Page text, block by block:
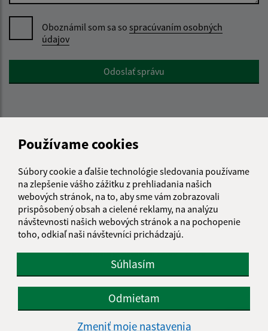
Používame cookies
Súbory cookie a ďalšie technológie sledovania používame
na zlepšenie vášho zážitku z prehliadania našich
webových stránok, na to, aby sme vám zobrazovali
prispôsobený obsah a cielené reklamy, na analýzu
návštevnosti našich webových stránok a na pochopenie
toho, odkiaľ naši návštevníci prichádzajú.
Súhlasím
Odmietam
Zmeniť moje nastavenia
Oboznámil som sa so spracúvaním osobných
údajov
Google reCaptcha ResponseOdoslať správu
Pondelok:
08:30 - 12:00 12:30 - 17:30
Utorok:
07:30 - 12:00 12:30 - 15:30
Streda:
07:30 - 12:00 12:30 - 15:30
Štvrtok:
nestránkový deň
Piatok:
07:30 - 12:00 12:30 - 14:00
Obedňajšia prestávka:12:00 - 12:30
Kontakt: